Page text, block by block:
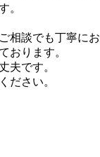
。
相談でも丁寧にお
おります。
夫です。
ださい。